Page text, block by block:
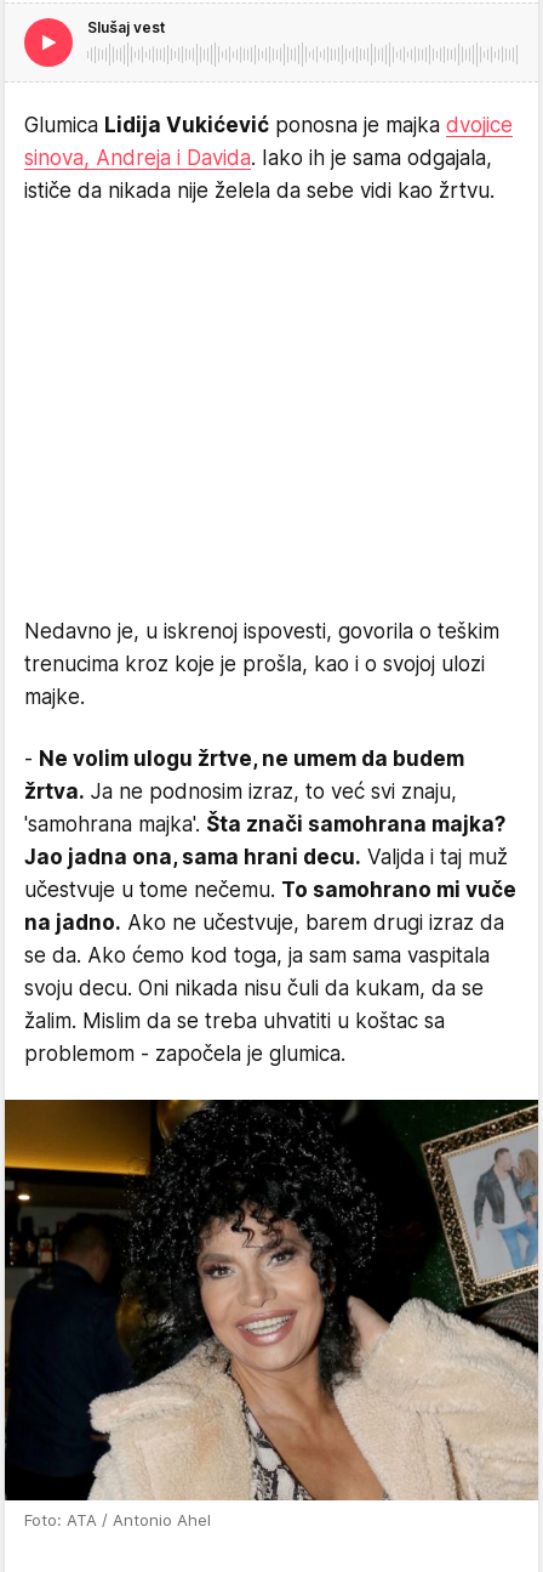
Slušaj vest
Glumica Lidija Vukićević ponosna je majka dvojice
sinova, Andreja i Davida. Iako ih je sama odgajala,
ističe da nikada nije želela da sebe vidi kao žrtvu.
Nedavno je, u iskrenoj ispovesti, govorila o teškim
trenucima kroz koje je prošla, kao i o svojoj ulozi
majke.
- Ne volim ulogu žrtve, ne umem da budem
žrtva. Ja ne podnosim izraz, to već svi znaju,
'samohrana majka'. Šta znači samohrana majka?
Jao jadna ona, sama hrani decu. Valjda i taj muž
učestvuje u tome nečemu. To samohrano mi vuče
na jadno. Ako ne učestvuje, barem drugi izraz da
se da. Ako ćemo kod toga, ja sam sama vaspitala
svoju decu. Oni nikada nisu čuli da kukam, da se
žalim. Mislim da se treba uhvatiti u koštac sa
problemom - započela je glumica.
Foto: ATA / Antonio Ahel